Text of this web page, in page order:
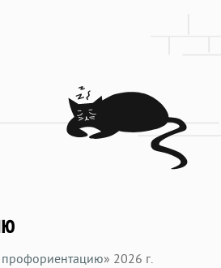
профориентацию» 2026 г.